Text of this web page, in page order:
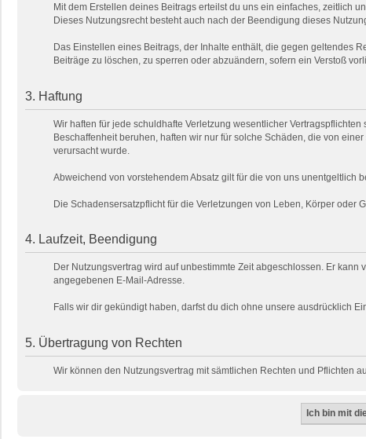
Mit dem Erstellen deines Beitrags erteilst du uns ein einfaches, zeitlich
Dieses Nutzungsrecht besteht auch nach der Beendigung dieses
Das Einstellen eines Beitrags, der Inhalte enthält, die gegen geltendes
Beiträge zu löschen, zu sperren oder abzuändern, sofern ein Verstoß
3. Haftung
Wir haften für jede schuldhafte Verletzung wesentlicher
Beschaffenheit beruhen, haften wir nur für solche Schäden, die von
verursacht wurde.
Abweichend von vorstehendem Absatz gilt für die von uns unentgeltlich
Die Schadensersatzpflicht für die Verletzungen von Leben, Körper
4. Laufzeit, Beendigung
Der Nutzungsvertrag wird auf unbestimmte Zeit abgeschlossen. Er
angegebenen E-Mail-Adresse.
Falls wir dir gekündigt haben, darfst du dich ohne unsere ausdrücklich
5. Übertragung von Rechten
Wir können den Nutzungsvertrag mit sämtlichen Rechten und Pflichten